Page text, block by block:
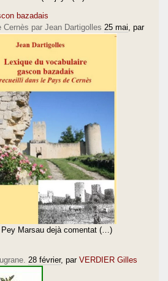
bazadais
Cernès par Jean Dartigolles 25 mai , par
Pey Marsau dejà comentat (…)
28 février, par VERDIER Gilles